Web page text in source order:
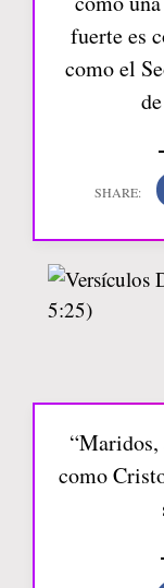
fuerte es
como el
“Maridos,
como